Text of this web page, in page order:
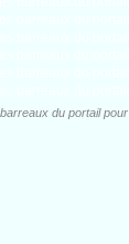
du portail